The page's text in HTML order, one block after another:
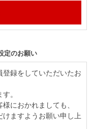
定のお願い
登録をしていただいたお
。
におかれましても、
ますようお願い申し上